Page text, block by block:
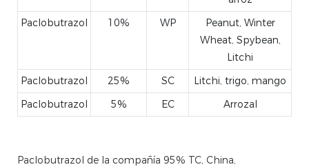
Paclobutrazol
10% WP
Peanut, Winter
Wheat, Spybean,
Litchi
Paclobutrazol
25% SC
Litchi, trigo, mango
Paclobutrazol
5% EC Arrozal
Paclobutrazol de la compañía 95% TC, China,